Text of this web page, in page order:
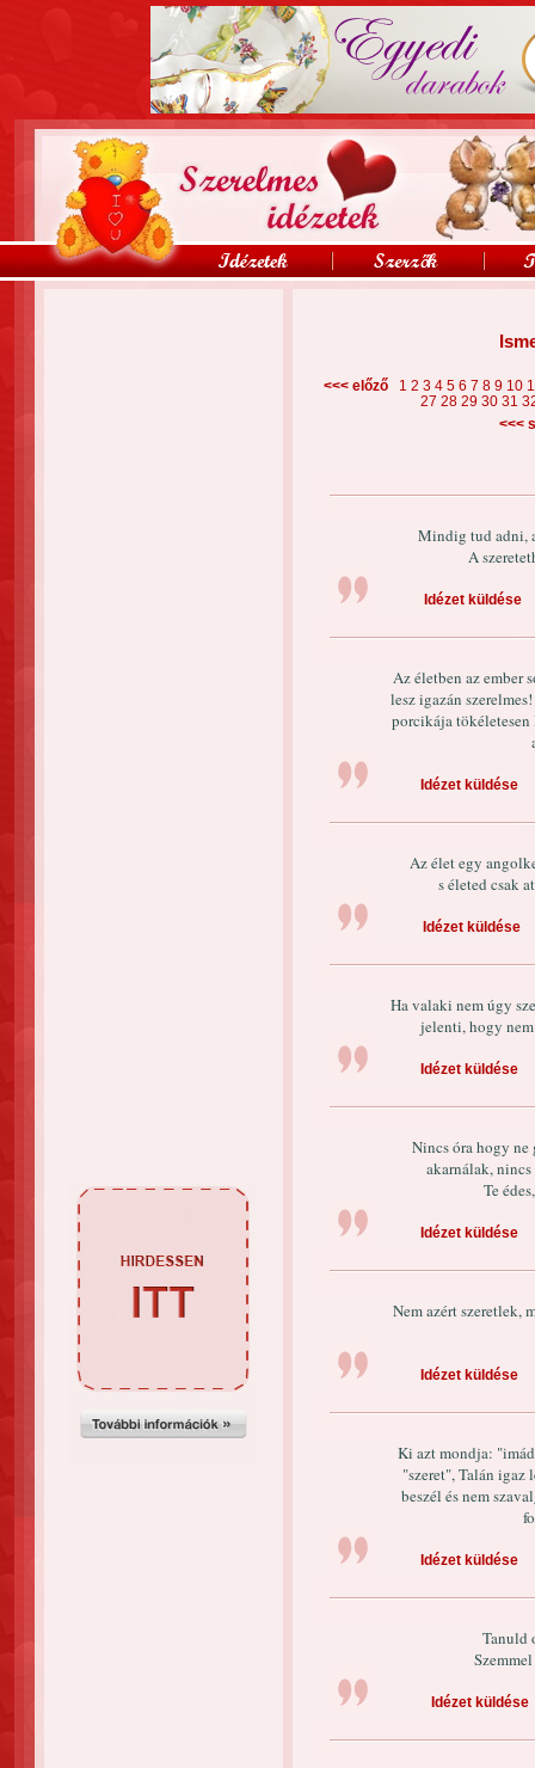
<<< előző 1 2 3 4 5 6 7 8 9 10
27 28 29 30 31
<<<
Mindig tud adni,
A
Idézet küldése
Az életben az ember
lesz igazán
porcikája
Idézet küldése
Az élet egy
s életed csak
Idézet küldése
Ha valaki nem úgy
jelenti, hogy
Idézet küldése
Nincs óra hogy
akarnálak,
Te
Idézet küldése
Nem azért szeretlek,
Idézet küldése
Ki azt mondja:
"szeret", Talán igaz
beszél és nem
Idézet küldése
Tanuld
Idézet küldése